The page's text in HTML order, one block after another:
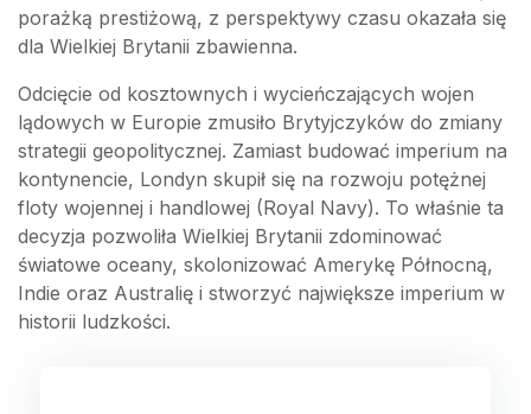
porażką prestiżową, z perspektywy czasu okazała się
dla Wielkiej Brytanii zbawienna.
Odcięcie od kosztownych i wycieńczających wojen
lądowych w Europie zmusiło Brytyjczyków do zmiany
strategii geopolitycznej. Zamiast budować imperium na
kontynencie, Londyn skupił się na rozwoju potężnej
floty wojennej i handlowej (Royal Navy). To właśnie ta
decyzja pozwoliła Wielkiej Brytanii zdominować
światowe oceany, skolonizować Amerykę Północną,
Indie oraz Australię i stworzyć największe imperium w
historii ludzkości.